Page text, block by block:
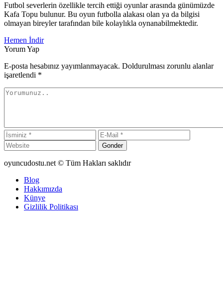
Futbol severlerin özellikle tercih ettiği oyunlar arasında günümüzde
Kafa Topu bulunur. Bu oyun futbolla alakası olan ya da bilgisi
olmayan bireyler tarafından bile kolaylıkla oynanabilmektedir.
Hemen İndir
Yorum Yap
E-posta hesabınız yayımlanmayacak. Doldurulması zorunlu alanlar
işaretlendi *
Gonder
oyuncudostu.net © Tüm Hakları saklıdır
Blog
Hakkımızda
Künye
Gizlilik Politikası